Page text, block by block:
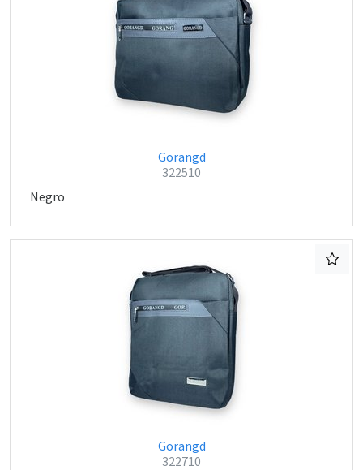
Gorangd
322510
Negro
Gorangd
322710